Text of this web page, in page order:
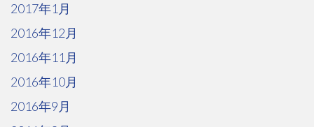
2017年1月
2016年12月
2016年11月
2016年10月
2016年9月